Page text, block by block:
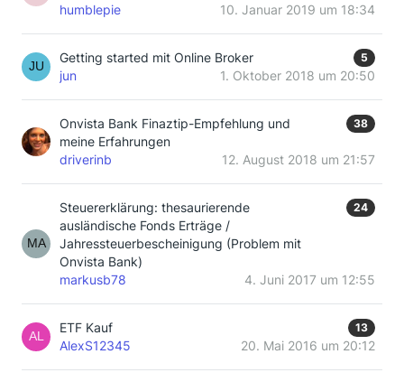
humblepie
10. Januar 2019 um 18:34
Getting started mit Online Broker 5
jun 1. Oktober 2018 um 20:50
Onvista Bank Finaztip-Empfehlung und
meine Erfahrungen
38
driverinb 12. August 2018 um 21:57
Steuererklärung: thesaurierende
ausländische Fonds Erträge /
Jahressteuerbescheinigung (Problem mit
Onvista Bank)
24
markusb78 4. Juni 2017 um 12:55
ETF Kauf 13
AlexS12345 20. Mai 2016 um 20:12